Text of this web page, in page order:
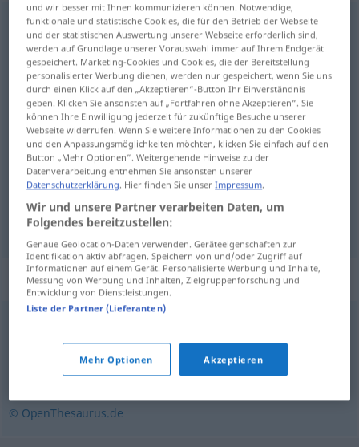
präparierenv/t
Übersicht aller Übersetzungen
(Für mehr Details die Übersetzung anklicken/antippen)
制成标本
制成标本[zhìchéng biāoběn]
präparieren
Pflanzen, Tiere
Synonyme für "präparieren"
anfertigen,zurechtmachen
© OpenThesaurus.de
und wir besser mit Ihnen kommunizieren können. Notwendige,
funktionale und statistische Cookies, die für den Betrieb der Webseite
und der statistischen Auswertung unserer Webseite erforderlich sind,
werden auf Grundlage unserer Vorauswahl immer auf Ihrem Endgerät
gespeichert. Marketing-Cookies und Cookies, die der Bereitstellung
personalisierter Werbung dienen, werden nur gespeichert, wenn Sie uns
durch einen Klick auf den „Akzeptieren“-Button Ihr Einverständnis
geben. Klicken Sie ansonsten auf „Fortfahren ohne Akzeptieren“. Sie
können Ihre Einwilligung jederzeit für zukünftige Besuche unserer
Webseite widerrufen. Wenn Sie weitere Informationen zu den Cookies
und den Anpassungsmöglichkeiten möchten, klicken Sie einfach auf den
Button „Mehr Optionen“. Weitergehende Hinweise zu der
Datenverarbeitung entnehmen Sie ansonsten unserer
Datenschutzerklärung. Hier finden Sie unserImpressum.
Wir und unsere Partner verarbeiten Daten, um
Folgendes bereitzustellen:
Genaue Geolocation-Daten verwenden. Geräteeigenschaften zur
Identifikation aktiv abfragen. Speichern von und/oder Zugriff auf
Informationen auf einem Gerät. Personalisierte Werbung und Inhalte,
Messung von Werbung und Inhalten, Zielgruppenforschung und
Entwicklung von Dienstleistungen.
Liste der Partner (Lieferanten)
Mehr Optionen Akzeptieren